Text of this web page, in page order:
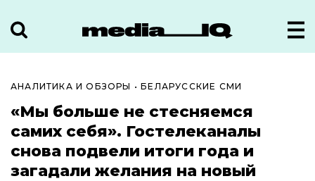
АНАЛИТИКА И ОБЗОРЫ •БЕЛАРУССКИЕ СМИ
«Мы больше не стесняемся
самих себя». Гостелеканалы
снова подвели итоги года и
загадали желания на новый